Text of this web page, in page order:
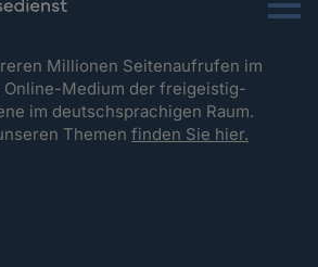
Menu
Millionen Seitenaufrufen im
Medium der freigeistig-
im deutschsprachigen Raum.
Themenfinden Sie hier.